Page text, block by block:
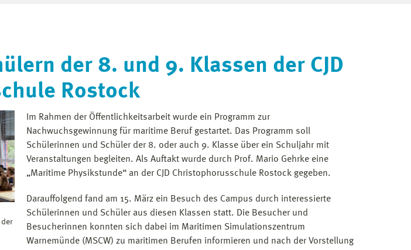
der 8. und 9. Klassen der CJD
Rostock
der
Im Rahmen der Öffentlichkeitsarbeit wurde ein Programm zur
Nachwuchsgewinnung für maritime Beruf gestartet. Das Programm soll
Schülerinnen und Schüler der 8. oder auch 9. Klasse über ein Schuljahr mit
Veranstaltungen begleiten. Als Auftakt wurde durch Prof. Mario Gehrke eine
„Maritime Physikstunde“ an der CJD Christophorusschule Rostock gegeben.
Darauffolgend fand am 15. März ein Besuch des Campus durch interessierte
Schülerinnen und Schüler aus diesen Klassen statt. Die Besucher und
Besucherinnen konnten sich dabei im Maritimen Simulationszentrum
Warnemünde (MSCW) zu maritimen Berufen informieren und nach der Vorstellung